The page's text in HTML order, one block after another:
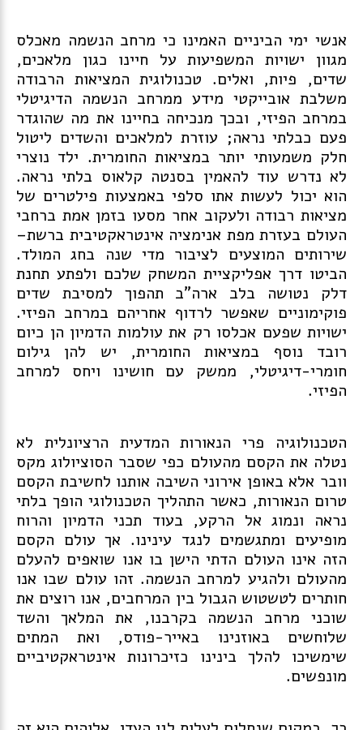
אנשי ימי הביניים האמינו כי מרחב הנשמה מאכלס
מגוון ישויות המשפיעות על חיינו כגון מלאכים,
שדים, פיות, ואלים. טכנולוגית המציאות הרבודה
משלבת אובייקטי מידע ממרחב הנשמה הדיגיטלי
במרחב הפיזי, ובכך מנכיחה בחיינו את מה שהוגדר
פעם כבלתי נראה; עוזרת למלאכים והשדים ליטול
חלק משמעותי יותר במציאות החומרית. ילד נוצרי
לא נדרש עוד להאמין בסנטה קלאוס בלתי נראה.
הוא יכול לעשות אתו סלפי באמצעות פילטרים של
מציאות רבודה ולעקוב אחר מסעו בזמן אמת ברחבי
העולם בעזרת מפת אנימציה אינטראקטיבית ברשת–
שירותים המוצעים לציבור מדי שנה בחג המולד.
הביטו דרך אפליקציית המשחק שלכם ולפתע תחנת
דלק נטושה בלב ארה"ב תהפוך למסיבת שדים
פוקימוניים שאפשר לרדוף אחריהם במרחב הפיזי.
ישויות שפעם אכלסו רק את עולמות הדמיון הן כיום
רובד נוסף במציאות החומרית, יש להן גילום
חומרי-דיגיטלי, ממשק עם חושינו ויחס למרחב
הפיזי.
הטכנולוגיה פרי הנאורות המדעית הרציונלית לא
נטלה את הקסם מהעולם כפי שסבר הסוציולוג מקס
וובר אלא באופן אירוני השיבה אותנו לחשיבת הקסם
טרום הנאורות, כאשר התהליך הטכנולוגי הופך בלתי
נראה ונמוג אל הרקע, בעוד תכני הדמיון והרוח
מופיעים ומתגשמים לנגד עינינו. אך עולם הקסם
הזה אינו העולם הדתי הישן בו אנו שואפים להעלם
מהעולם ולהגיע למרחב הנשמה. זהו עולם שבו אנו
חותרים לטשטוש הגבול בין המרחבים, אנו רוצים את
שוכני מרחב הנשמה בקרבנו, את המלאך והשד
שלוחשים באוזנינו באייר-פודס, ואת המתים
שימשיכו להלך בינינו כזיכרונות אינטראקטיביים
מונפשים.